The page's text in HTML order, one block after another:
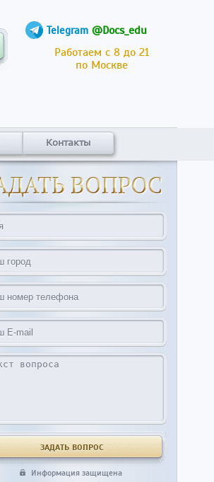
Telegram @Docs_edu
Работаем с 8 до 21
по Москве
Контакты
Информация защищена